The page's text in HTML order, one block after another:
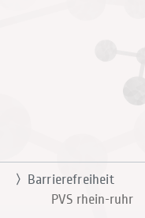
Barrierefreiheit
PVS rhein-ruhr